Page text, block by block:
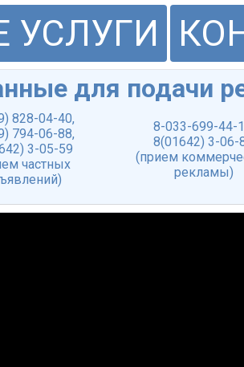
УСЛУГИ
для подачи
828-04-40,
794-06-88,
3-05-59
частных
8-033-699-44-
8(01642) 3-06-
(прием
рекламы)